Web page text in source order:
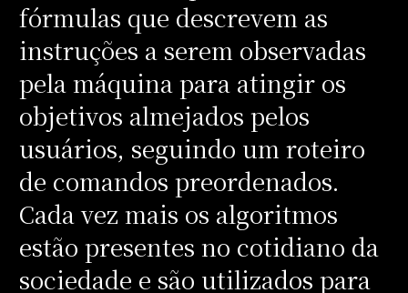
fórmulas que descrevem as
instruções a serem observadas
pela máquina para atingir os
objetivos almejados pelos
usuários, seguindo um roteiro
de comandos preordenados.
Cada vez mais os algoritmos
estão presentes no cotidiano da
sociedade e são utilizados para